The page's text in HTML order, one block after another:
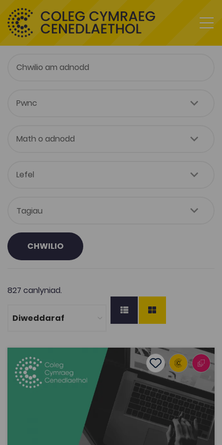
CHWILIO
827 canlyniad.
Rheolaeth Strategol
Add to favourites
Add to favourites
Rheolaeth Strategol
Adnodd Coleg Cymraeg
Mae'r sleidiau yma'n addas ar gyfer modiwl Rheolaeth